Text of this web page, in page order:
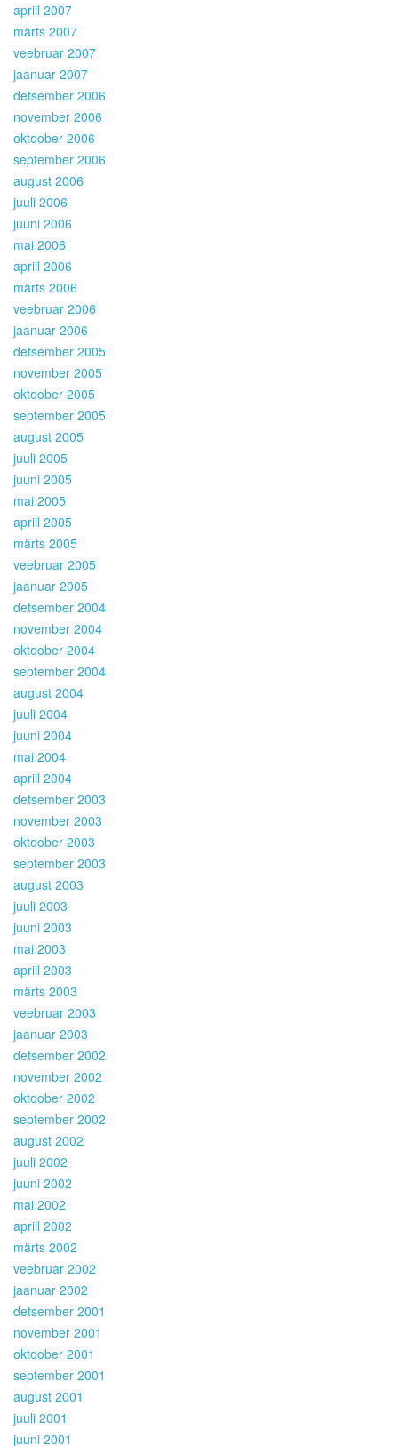
aprill 2007
märts 2007
veebruar 2007
jaanuar 2007
detsember 2006
november 2006
oktoober 2006
september 2006
august 2006
juuli 2006
juuni 2006
mai 2006
aprill 2006
märts 2006
veebruar 2006
jaanuar 2006
detsember 2005
november 2005
oktoober 2005
september 2005
august 2005
juuli 2005
juuni 2005
mai 2005
aprill 2005
märts 2005
veebruar 2005
jaanuar 2005
detsember 2004
november 2004
oktoober 2004
september 2004
august 2004
juuli 2004
juuni 2004
mai 2004
aprill 2004
detsember 2003
november 2003
oktoober 2003
september 2003
august 2003
juuli 2003
juuni 2003
mai 2003
aprill 2003
märts 2003
veebruar 2003
jaanuar 2003
detsember 2002
november 2002
oktoober 2002
september 2002
august 2002
juuli 2002
juuni 2002
mai 2002
aprill 2002
märts 2002
veebruar 2002
jaanuar 2002
detsember 2001
november 2001
oktoober 2001
september 2001
august 2001
juuli 2001
juuni 2001